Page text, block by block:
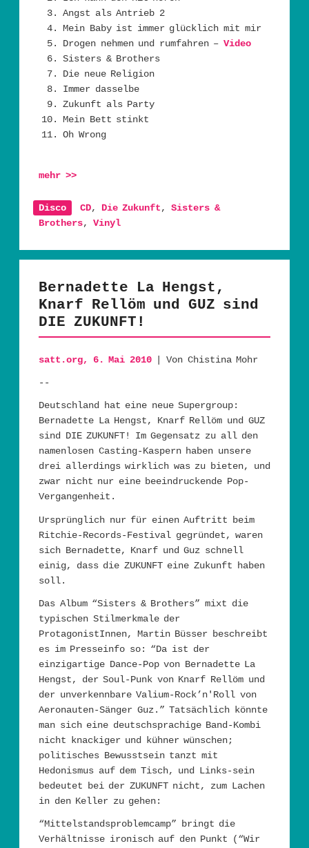
Angst als Antrieb 2
Mein Baby ist immer glücklich mit mir
Drogen nehmen und rumfahren – Video
Sisters & Brothers
Die neue Religion
Immer dasselbe
Zukunft als Party
Mein Bett stinkt
Oh Wrong
mehr >>
Disco CD, Die Zukunft,Sisters &
Brothers, Vinyl
Bernadette La Hengst,
Knarf Rellöm und GUZ sind
DIE ZUKUNFT!
satt.org, 6. Mai 2010| Von Chistina Mohr
--
Deutschland hat eine neue Supergroup:
Bernadette La Hengst, Knarf Rellöm und GUZ
sind DIE ZUKUNFT! Im Gegensatz zu all den
namenlosen Casting-Kaspern haben unsere
drei allerdings wirklich was zu bieten, und
zwar nicht nur eine beeindruckende Pop-
Vergangenheit.
Ursprünglich nur für einen Auftritt beim
Ritchie-Records-Festival gegründet, waren
sich Bernadette, Knarf und Guz schnell
einig, dass die ZUKUNFT eine Zukunft haben
soll.
Das Album “Sisters & Brothers” mixt die
typischen Stilmerkmale der
ProtagonistInnen, Martin Büsser beschreibt
es im Presseinfo so: “Da ist der
einzigartige Dance-Pop von Bernadette La
Hengst, der Soul-Punk von Knarf Rellöm und
der unverkennbare Valium-Rock’n'Roll von
Aeronauten-Sänger Guz.” Tatsächlich könnte
man sich eine deutschsprachige Band-Kombi
nicht knackiger und kühner wünschen;
politisches Bewusstsein tanzt mit
Hedonismus auf dem Tisch, und Links-sein
bedeutet bei der ZUKUNFT nicht, zum Lachen
in den Keller zu gehen:
“Mittelstandsproblemcamp” bringt die
Verhältnisse ironisch auf den Punkt (“Wir